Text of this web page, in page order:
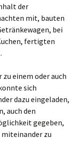
der
mit, bauten
bei
fertigten
einem oder auch
sich
dazu eingeladen,
auch den
gegeben,
zu